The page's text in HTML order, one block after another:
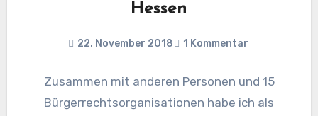
Hessen
22. November 2018 1 Kommentar
Zusammen mit anderen Personen und 15
Bürgerrechtsorganisationen habe ich als